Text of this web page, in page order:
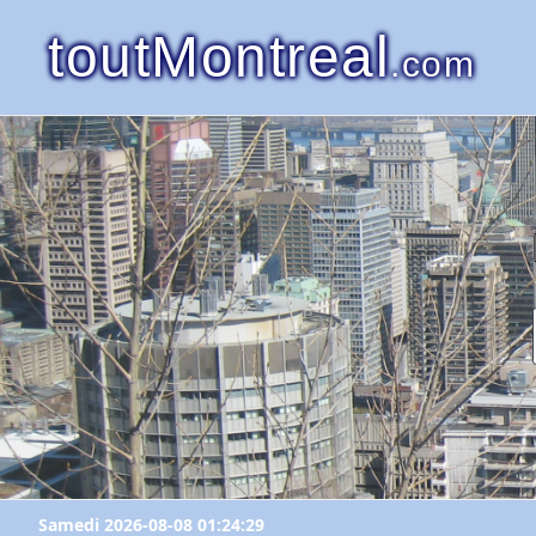
toutMontreal.com
Samedi 2026-08-08 01:24:29